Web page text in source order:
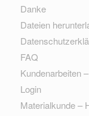
Danke
Dateien
FAQ
Kundenarbeiten
Login
Materialkunde –